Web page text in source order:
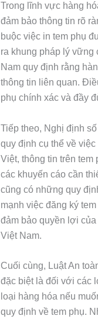
Trong lĩnh vực hàng
đảm bảo thông tin rõ
buộc việc in tem phụ
ra khung pháp lý vững
Nam quy định rằng
thông tin liên quan.
phụ chính xác và đầy
Tiếp theo, Nghị định
quy định cụ thể về
Việt, thông tin trên
các khuyến cáo cần
cũng có những quy
mạnh việc đăng ký
đảm bảo quyền lợi
Việt Nam.
Cuối cùng, Luật An
đặc biệt là đối với các
loại hàng hóa nếu
quy định về tem phụ.